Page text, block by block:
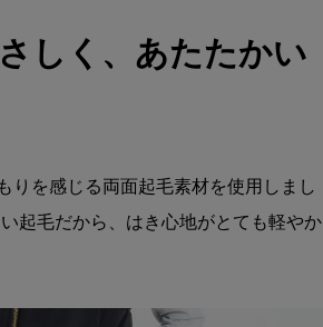
しく、あたたかい
りを感じる両面起毛素材を使用しまし
起毛だから、はき心地がとても軽やか